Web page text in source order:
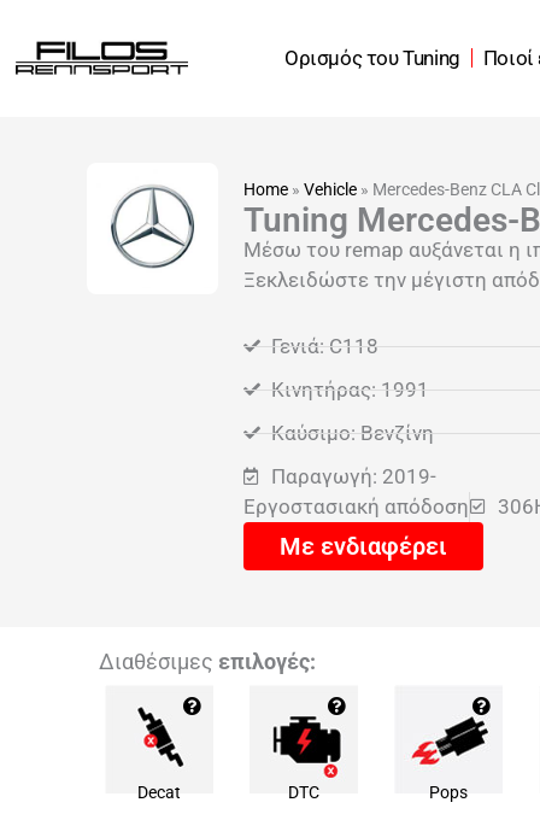
περιεχόμενο
Ορισμός του Tuning Ποιοί
Home » Vehicle » Mercedes-Benz CLA
Tuning Mercedes-
Μέσω του remap αυξάνεται η
Ξεκλειδώστε την μέγιστη
Γενιά: C118
Κινητήρας: 1991
Καύσιμο: Βενζίνη
Παραγωγή: 2019-
Εργοστασιακή απόδοση
Με ενδιαφέρει
Διαθέσιμες επιλογές:
Decat DTC Pops